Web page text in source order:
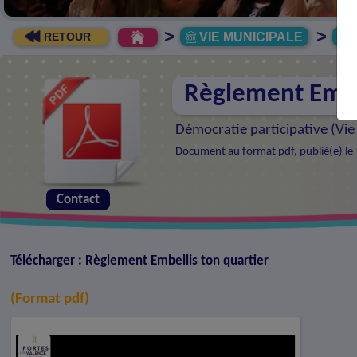
RETOUR > VIE MUNICIPALE >
Règlement
Démocratie participative (
Document au format pdf, publié(e)
Contact
Télécharger : Règlement Embellis ton quartier
(Format pdf)